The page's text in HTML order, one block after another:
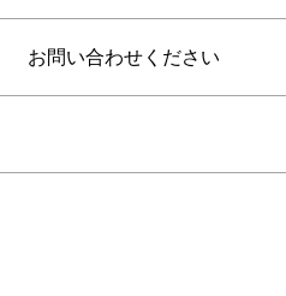
お問い合わせください